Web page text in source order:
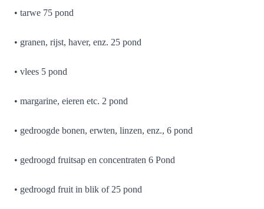
• tarwe 75 pond
• granen, rijst, haver, enz. 25 pond
• vlees 5 pond
• margarine, eieren etc. 2 pond
• gedroogde bonen, erwten, linzen, enz., 6 pond
• gedroogd fruitsap en concentraten 6 Pond
• gedroogd fruit in blik of 25 pond